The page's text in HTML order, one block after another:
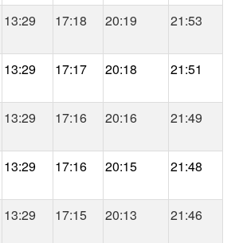
13:29 17:18 20:19 21:53
13:29 17:17 20:18 21:51
13:29 17:16 20:16 21:49
13:29 17:16 20:15 21:48
13:29 17:15 20:13 21:46